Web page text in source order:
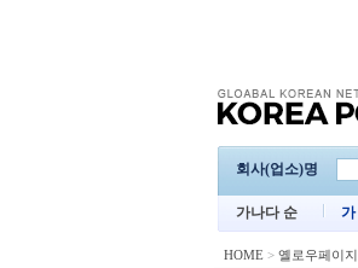
회사(업소)명
가나다 순 가
HOME > 옐로우페이지